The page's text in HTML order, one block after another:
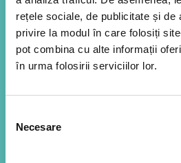
rețele sociale, de publicitate și de
privire la modul în care folosiți
pot combina cu alte informații
în urma folosirii serviciilor lor.
consimțământului
Necesare